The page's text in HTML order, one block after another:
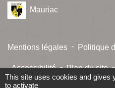
Mauriac
Mentions légales - Politique
Accessibilité - Plan du site -
This site uses cookies and gives
to activate